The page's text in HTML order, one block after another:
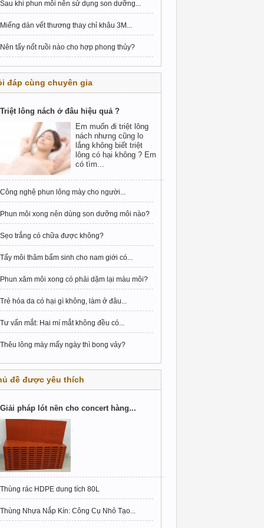
Sau khi phun môi nên sử dụng son dưỡng...
Miếng dán vết thương thay chỉ khâu 3M...
Nên tẩy nốt ruồi nào cho hợp phong thủy?
đáp cùng chuyên gia
Triệt lông nách ở đâu hiệu quả ?
Em muốn đi triệt lông
nách nhưng cũng lo
lắng không biết triệt
lông có hại không ? Em
có tìm...
Công nghệ phun lông mày cho người...
Phun môi xong nên dùng son dưỡng môi nào?
Sẹo trắng có chữa được không?
Tẩy môi thâm bẩm sinh cho nam giới có...
Phun xăm môi xong có phải dặm lại màu môi?
Trẻ hóa da có hại gì không, làm ở đâu...
Tư vấn mắt: Hai mí mắt không đều có...
Thêu lông mày mấy ngày thì bong vảy?
đề được yêu thích
Giải pháp lót nền cho concert hàng...
Thùng rác HDPE dung tích 80L
Thùng Nhựa Nắp Kín: Công Cụ Nhỏ Tạo...